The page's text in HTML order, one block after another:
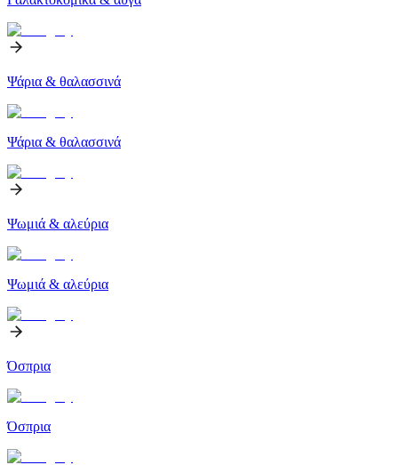
Ψάρια & θαλασσινά
Ψάρια & θαλασσινά
Ψωμιά & αλεύρια
Ψωμιά & αλεύρια
Όσπρια
Όσπρια